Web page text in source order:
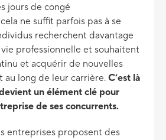
jours de congé
ne suffit parfois pas à se
recherchent davantage
professionnelle et souhaitent
et acquérir de nouvelles
au long de leur carrière. C’est là
un élément clé pour
de ses concurrents.
entreprises proposent des